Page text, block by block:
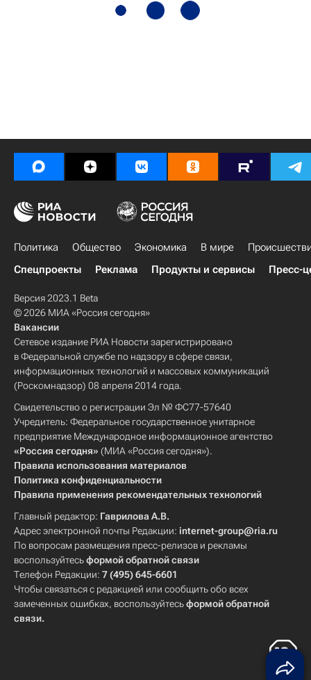
Политика Общество Экономика В мире
Спецпроекты
Реклама Продукты и сервисы Пресс-
Версия 2023.1 Beta
© 2026 МИА «Россия сегодня»
Вакансии
Сетевое издание РИА Новости зарегистрировано
в Федеральной службе по надзору в сфере связи,
информационных технологий и массовых коммуникаций
(Роскомнадзор) 08 апреля 2014 года.
Свидетельство о регистрации Эл № ФС77-57640
Учредитель: Федеральное государственное унитарное
предприятие Международное информационное агентство
«Россия сегодня» (МИА «Россия сегодня»).
Правила использования материалов
Политика конфиденциальности
Правила применения рекомендательных технологий
Главный редактор: Гаврилова А.В.
Адрес электронной почты Редакции: internet-group@ria.ru
По вопросам размещения пресс-релизов и рекламы
воспользуйтесьформой обратной связи
Телефон Редакции: 7 (495) 645-6601
Чтобы связаться с редакцией или сообщить обо всех
замеченных ошибках, воспользуйтесьформой обратной
связи.